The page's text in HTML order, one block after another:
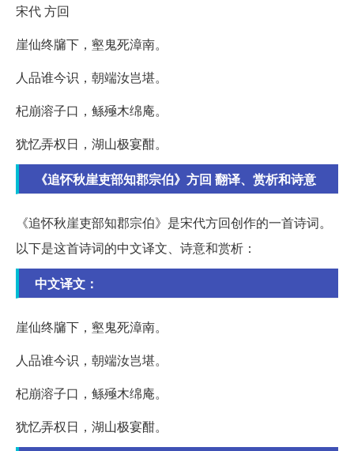
宋代 方回
崖仙终牖下，壑鬼死漳南。
人品谁今识，朝端汝岂堪。
杞崩溶子口，鲧殛木绵庵。
犹忆弄权日，湖山极宴酣。
《追怀秋崖吏部知郡宗伯》方回 翻译、赏析和诗意
《追怀秋崖吏部知郡宗伯》是宋代方回创作的一首诗词。
以下是这首诗词的中文译文、诗意和赏析：
中文译文：
崖仙终牖下，壑鬼死漳南。
人品谁今识，朝端汝岂堪。
杞崩溶子口，鲧殛木绵庵。
犹忆弄权日，湖山极宴酣。